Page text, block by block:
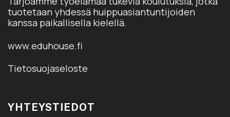
tuotetaan yhdessä huippuasiantuntijoiden
kanssa paikallisella kielellä.
www.eduhouse.fi
Tietosuojaseloste
YHTEYSTIEDOT